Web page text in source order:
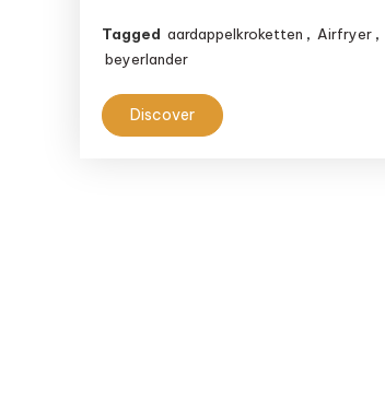
Tagged aardappelkroketten , Airfryer ,
beyerlander
Discover